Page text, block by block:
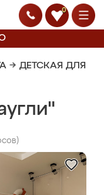
0
→ ДЕТСКАЯ ДЛЯ